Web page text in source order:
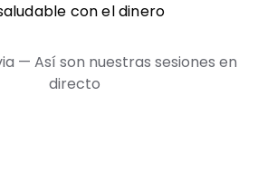
con el dinero
— Así son nuestras sesiones en
directo